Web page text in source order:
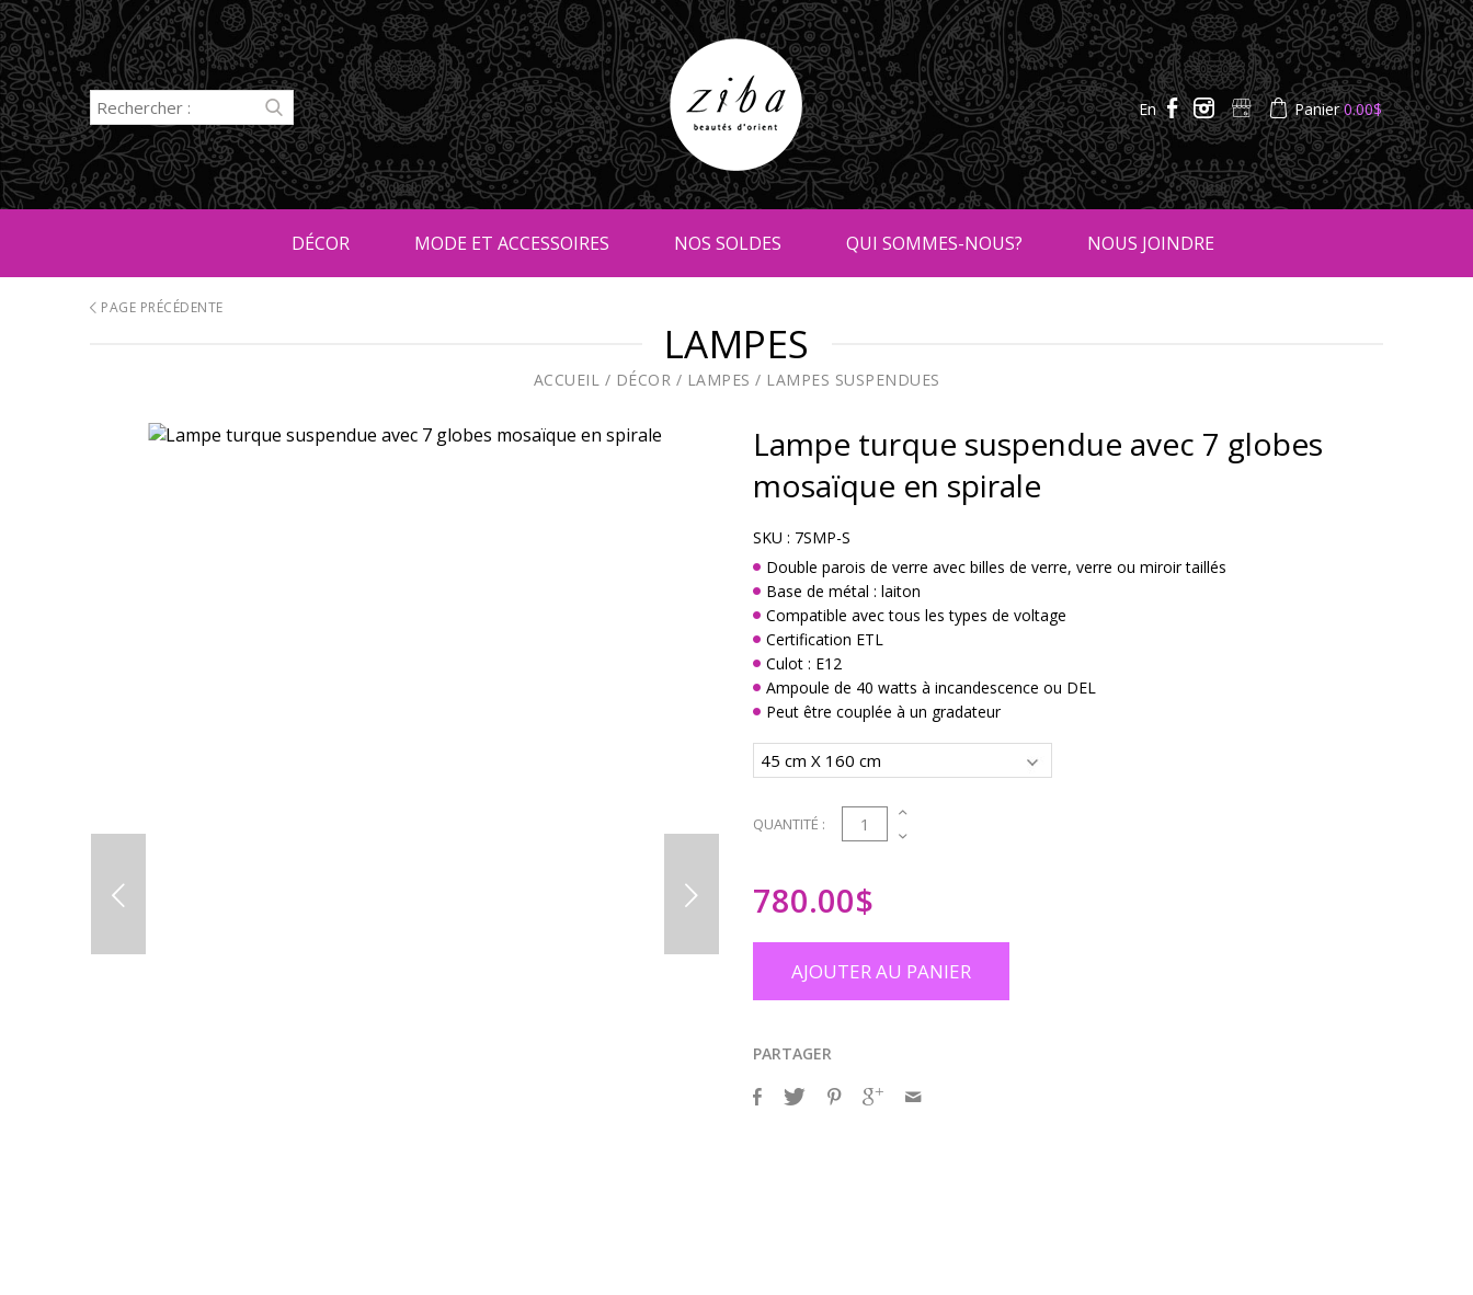
En Panier0.00$
DÉCOR MODE ET ACCESSOIRES NOS SOLDES QUI SOMMES-NOUS? NOUS JOINDRE
PAGE PRÉCÉDENTE
LAMPES
ACCUEIL / DÉCOR / LAMPES / LAMPES SUSPENDUES
Lampe turque suspendue avec 7 globes
mosaïque en spirale
SKU : 7SMP-S
Double parois de verre avec billes de verre, verre ou miroir taillés
Base de métal : laiton
Compatible avec tous les types de voltage
Certification ETL
Culot : E12
Ampoule de 40 watts à incandescence ou DEL
Peut être couplée à un gradateur
QUANTITÉ : 1
780.00$
AJOUTER AU PANIER
PARTAGER